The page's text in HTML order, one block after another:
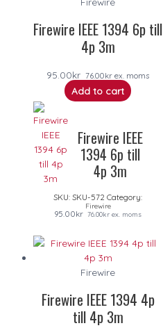
Firewire IEEE 1394 6p till
4p 3m
95.00kr 76.00kr ex. moms
Add to cart
Firewire IEEE
1394 6p till
4p 3m
SKU: SKU-572 Category:
Firewire
95.00kr 76.00kr ex. moms
Firewire
Firewire IEEE 1394 4p
till 4p 3m